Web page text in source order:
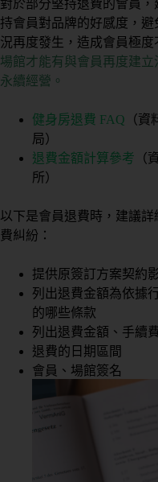
對於部分堅持退費的會員
持會員對品牌的好感度，
況再度發生，造成會員極度
場館才能有與會員再度建
永續經營。
健身房退費 FAQ （
局）
退費金額計算參考 （
所）
以下是會員退費時，建議
費糾紛：
提供原簽訂方案契約
列出退費金額為依據
的哪些條款
列出退費金額、手續
退費的日期區間
會員、場館簽名